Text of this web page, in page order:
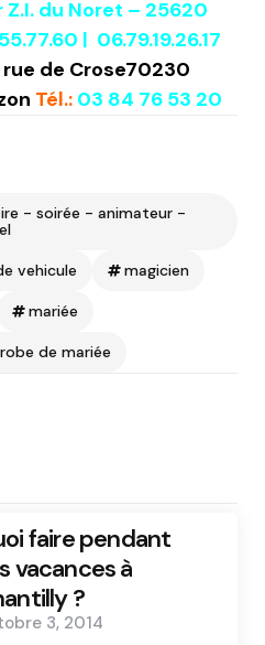
du Noret – 25620
| 06.79.19.26.17
rue de Crose70230
Tél.: 03 84 76 53 20
- soirée - animateur -
vehicule magicien
mariée
robe de mariée
faire pendant
vacances à
?
3, 2014